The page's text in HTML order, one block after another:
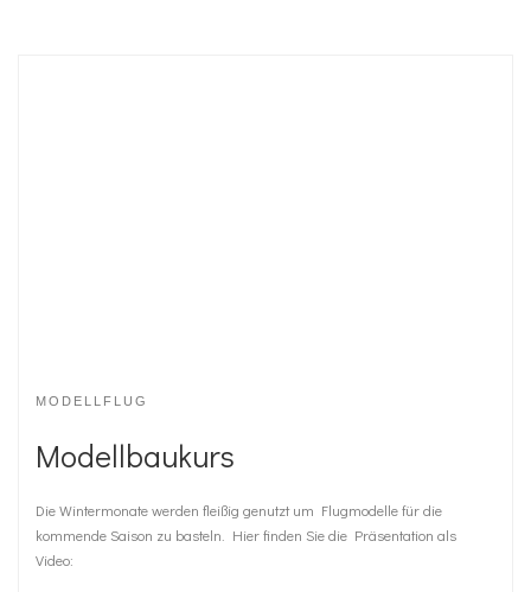
MODELLFLUG
Modellbaukurs
Die Wintermonate werden fleißig genutzt um Flugmodelle für die
kommende Saison zu basteln. Hier finden Sie die Präsentation als
Video: